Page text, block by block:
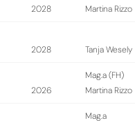
2028
Martina Rizzo
2028 Tanja Wesely
2026
Mag.a (FH)
Martina Rizzo
Mag.a